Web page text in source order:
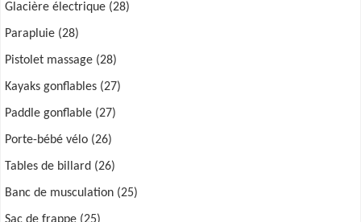
Glacière électrique (28)
Parapluie (28)
Pistolet massage (28)
Kayaks gonflables (27)
Paddle gonflable (27)
Porte-bébé vélo (26)
Tables de billard (26)
Banc de musculation (25)